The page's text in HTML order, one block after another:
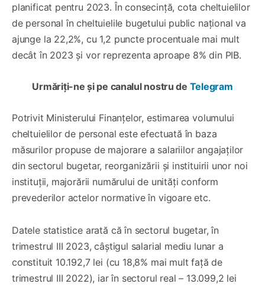
planificat pentru 2023. În consecinţă, cota cheltuielilor
de personal în cheltuielile bugetului public național va
ajunge la 22,2%, cu 1,2 puncte procentuale mai mult
decât în 2023 şi vor reprezenta aproape 8% din PIB.
Urmăriți-ne și pe canalul nostru de Telegram
Potrivit Ministerului Finanţelor, estimarea volumului
cheltuielilor de personal este efectuată în baza
măsurilor propuse de majorare a salariilor angajaților
din sectorul bugetar, reorganizării și instituirii unor noi
instituții, majorării numărului de unități conform
prevederilor actelor normative în vigoare etc.
Datele statistice arată că în sectorul bugetar, în
trimestrul III 2023, câștigul salarial mediu lunar a
constituit 10.192,7 lei (cu 18,8% mai mult față de
trimestrul III 2022), iar în sectorul real – 13.099,2 lei